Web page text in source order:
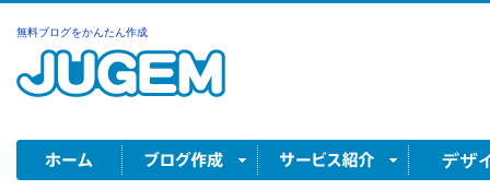
無料ブログをかんたん作成